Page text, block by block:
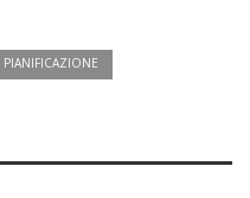
PIANIFICAZIONE